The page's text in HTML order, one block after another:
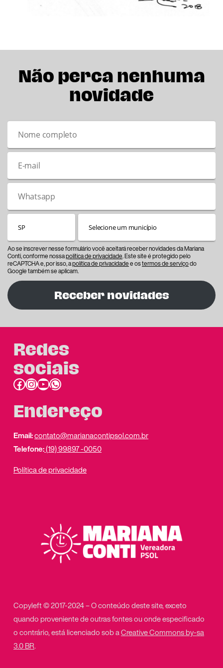
Não perca nenhuma
novidade
Ao se inscrever nesse formulário você aceitará receber novidades da Mariana
Conti, conforme nossapolítica de privacidade. Este site é protegido pelo
reCAPTCHA e, por isso, apolítica de privacidadee ostermos de serviçodo
Google também se aplicam.
Receber novidades
Redes
sociais
Facebook InstagramYoutube link do whatsapp
Endereço
Email:contato@marianacontipsol.com.br
Telefone:(19) 99897 -0050
Política de privacidade
Copyleft © 2017-2024 – O conteúdo deste site, exceto
quando proveniente de outras fontes ou onde especificado
o contrário, está licenciado sob aCreative Commons by-sa
3.0 BR.